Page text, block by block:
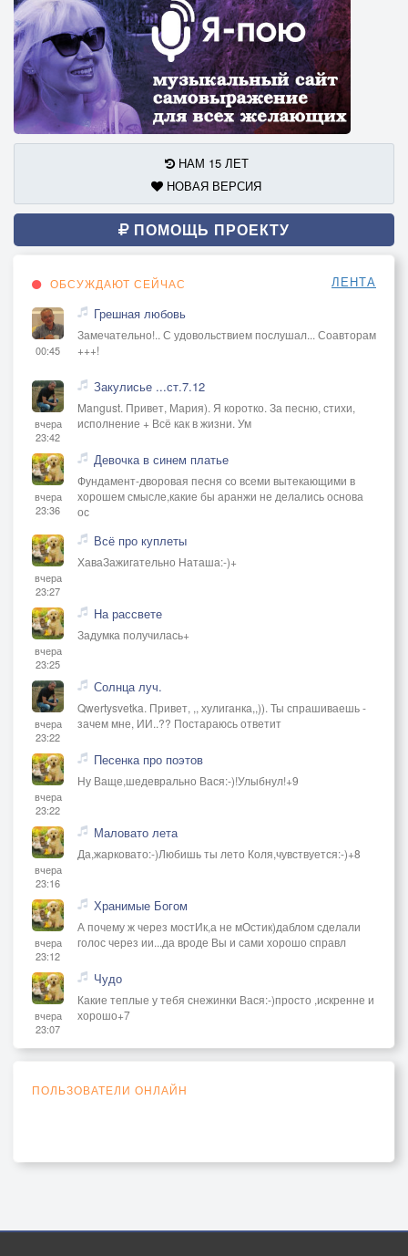
НАМ 15 ЛЕТ
НОВАЯ ВЕРСИЯ
ПОМОЩЬ ПРОЕКТУ
ОБСУЖДАЮТ СЕЙЧАС ЛЕНТА
00:45
Грешная любовь
Замечательно!.. С удовольствием послушал... Соавторам
+++!
вчера
23:42
Закулисье ...ст.7.12
Mangust. Привет, Мария). Я коротко. За песню, стихи,
исполнение + Всё как в жизни. Ум
вчера
23:36
Девочка в синем платье
Фундамент-дворовая песня со всеми вытекающими в
хорошем смысле,какие бы аранжи не делались основа
ос
вчера
23:27
Всё про куплеты
ХаваЗажигательно Наташа:-)+
вчера
23:25
На рассвете
Задумка получилась+
вчера
23:22
Солнца луч.
Qwertysvetka. Привет, ,, хулиганка,,)). Ты спрашиваешь -
зачем мне, ИИ..?? Постараюсь ответит
вчера
23:22
Песенка про поэтов
Ну Ваще,шедеврально Вася:-)!Улыбнул!+9
вчера
23:16
Маловато лета
Да,жарковато:-)Любишь ты лето Коля,чувствуется:-)+8
вчера
23:12
Хранимые Богом
А почему ж через мостИк,а не мОстик)даблом сделали
голос через ии...да вроде Вы и сами хорошо справл
вчера
23:07
Чудо
Какие теплые у тебя снежинки Вася:-)просто ,искренне и
хорошо+7
ПОЛЬЗОВАТЕЛИ ОНЛАЙН